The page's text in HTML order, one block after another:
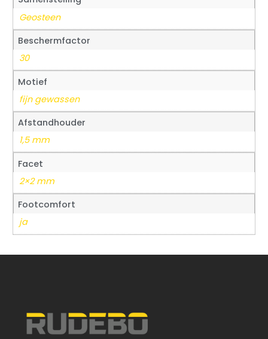
Geosteen
Beschermfactor
30
Motief
fijn gewassen
Afstandhouder
1,5 mm
Facet
2×2 mm
Footcomfort
ja